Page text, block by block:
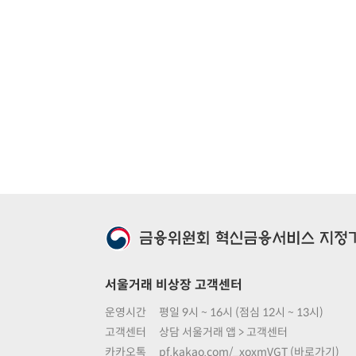
서울거래 비상장 고객센터
운영시간
평일 9시 ~ 16시 (점심 12시 ~ 13시)
고객센터
상담 서울거래 앱 > 고객센터
카카오톡
pf.kakao.com/_xoxmVGT (바로가기)